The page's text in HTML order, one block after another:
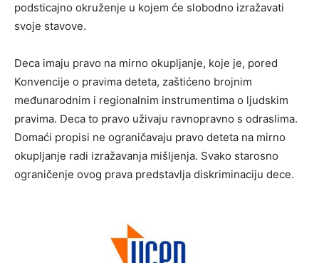
podsticajno okruženje u kojem će slobodno izražavati
svoje stavove.
Deca imaju pravo na mirno okupljanje, koje je, pored
Konvencije o pravima deteta, zaštićeno brojnim
međunarodnim i regionalnim instrumentima o ljudskim
pravima. Deca to pravo uživaju ravnopravno s odraslima.
Domaći propisi ne ograničavaju pravo deteta na mirno
okupljanje radi izražavanja mišljenja. Svako starosno
ograničenje ovog prava predstavlja diskriminaciju dece.